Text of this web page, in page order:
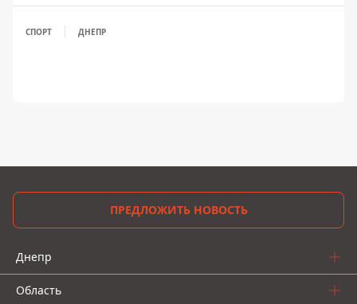
СПОРТ ДНЕПР
ПРЕДЛОЖИТЬ НОВОСТЬ
Днепр
Область